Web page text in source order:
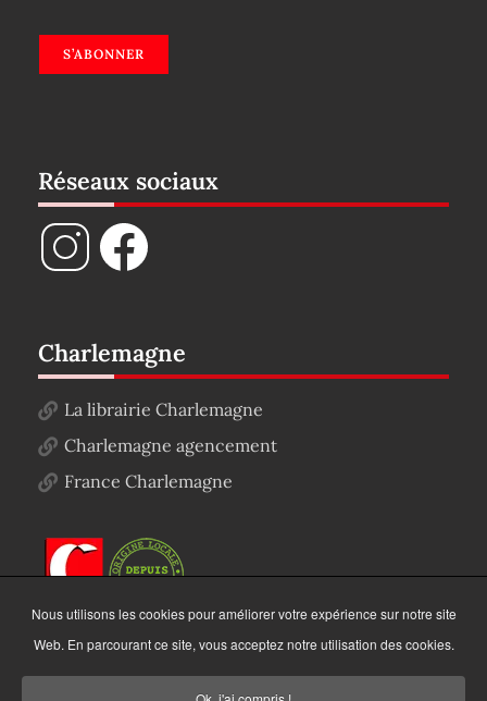
S’ABONNER
Réseaux sociaux
Charlemagne
La librairie Charlemagne
Charlemagne agencement
France Charlemagne
Nous utilisons les cookies pour améliorer votre expérience sur notre site
Web. En parcourant ce site, vous acceptez notre utilisation des cookies.